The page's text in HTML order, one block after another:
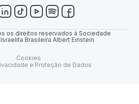
os direitos reservados à Sociedade
Brasileira Albert Einstein
Cookies
e Proteção de Dados